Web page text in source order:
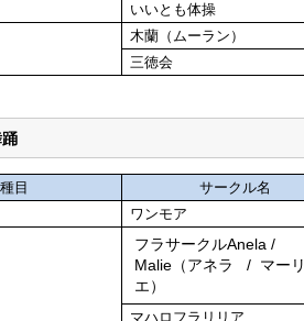
いいとも体操
木蘭（ムーラン）
三徳会
種目 サークル名
ワンモア
フラサークルAnela /
Malie（アネラ / マーリ
エ）
マハロフラリリア